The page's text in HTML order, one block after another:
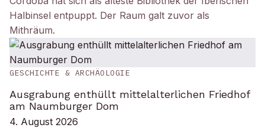
Halbinsel entpuppt. Der Raum galt zuvor als
Mithräum.
GESCHICHTE & ARCHÄOLOGIE
Ausgrabung enthüllt mittelalterlichen Friedhof
am Naumburger Dom
4. August 2026